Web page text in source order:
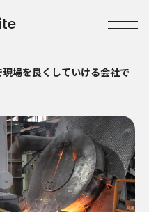
場を良くしていける会社で